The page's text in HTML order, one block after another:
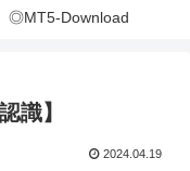
◎MT5-Download
識】
2024.04.19